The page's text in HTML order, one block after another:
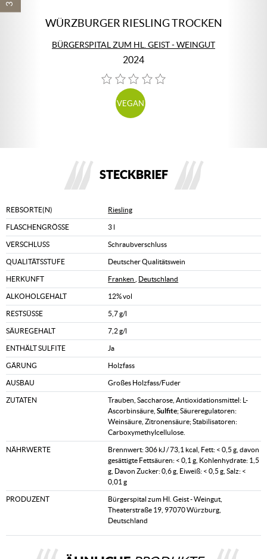
WÜRZBURGER RIESLING TROCKEN
BÜRGERSPITAL ZUM HL. GEIST - WEINGUT
2024
VEGAN
STECKBRIEF
REBSORTE(N) Riesling
FLASCHENGRÖSSE 3 l
VERSCHLUSS Schraubverschluss
QUALITÄTSSTUFE Deutscher Qualitätswein
HERKUNFT Franken Deutschland
ALKOHOLGEHALT 12% vol
RESTSÜSSE 5,7 g/l
SÄUREGEHALT 7,2 g/l
ENTHÄLT SULFITE Ja
GÄRUNG Holzfass
AUSBAU Großes Holzfass/Fuder
ZUTATEN
Trauben, Saccharose, Antioxidationsmittel: L-
Ascorbinsäure,Sulfite; Säureregulatoren:
Weinsäure, Zitronensäure; Stabilisatoren:
Carboxymethylcellulose.
NÄHRWERTE
Brennwert: 306 kJ / 73,1 kcal, Fett: < 0,5 g, davon
gesättigte Fettsäuren: < 0,1 g, Kohlenhydrate: 1,5
g, Davon Zucker: 0,6 g, Eiweiß: < 0,5 g, Salz: <
0,01 g
PRODUZENT
Bürgerspital zum Hl. Geist - Weingut,
Theaterstraße 19, 97070 Würzburg,
Deutschland